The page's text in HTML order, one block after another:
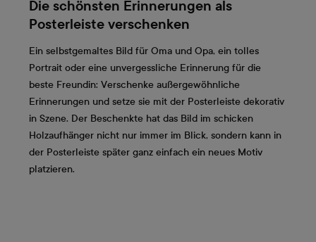
Die schönsten Erinnerungen als
Posterleiste verschenken
Ein selbstgemaltes Bild für Oma und Opa, ein tolles
Portrait oder eine unvergessliche Erinnerung für die
beste Freundin: Verschenke außergewöhnliche
Erinnerungen und setze sie mit der Posterleiste dekorativ
in Szene. Der Beschenkte hat das Bild im schicken
Holzaufhänger nicht nur immer im Blick, sondern kann in
der Posterleiste später ganz einfach ein neues Motiv
platzieren.